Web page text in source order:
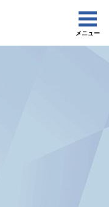
メニュー